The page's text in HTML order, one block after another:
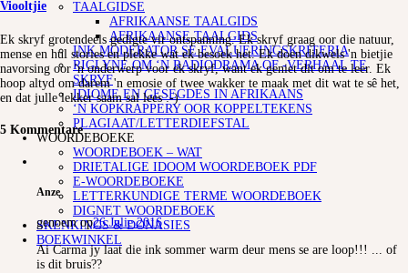
TAALGIDSE
AFRIKAANSE TAALGIDS
AFRIKAANSE TAALGIDS
INK MODERATOR SE EVALUERINGSKRITERIA
RIGLYNE OM ‘N RADIODRAMA OF -VERHAAL TE
SKRYF
IDIOME EN GESEGDES IN AFRIKAANS
‘N KOPKRAPPERY OOR KOPPELTEKENS
PLAGIAAT/LETTERDIEFSTAL
WOORDEBOEKE
WOORDEBOEK – WAT
DRIETALIGE IDOOM WOORDEBOEK PDF
E-WOORDEBOEKE
LETTERKUNDIGE TERME WOORDEBOEK
DIGNET WOORDEBOEK
SKENKINGS & DONASIES
BOEKWINKEL
Viooltjie
Ek skryf grotendeels gedigte vir ontspanning. Ek skryf graag oor die natuur,
mense en hul stories en plekke wat ek besoek het. Ek doen dikwels 'n bietjie
navorsing oor 'n onderwerp voor ek skryf, want ek geniet dit om te leer. Ek
hoop altyd om darem 'n emosie of twee wakker te maak met dit wat te sê het,
en dat julle lekker saam sal lees :-)
5 Kommentare
Anze
genoem op26 Julie 2016
Ai Carma jy laat die ink sommer warm deur mens se are loop!!! ... of
is dit bruis??